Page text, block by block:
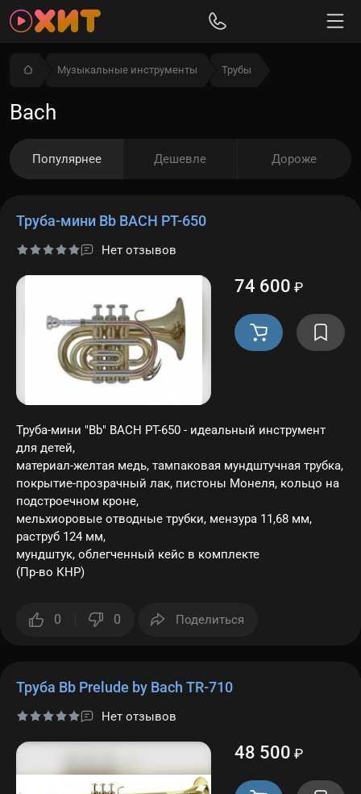
Музыкальные инструменты Трубы
Bach
Популярнее Дешевле Дороже
Труба-мини Bb BACH PT-650
Нет отзывов
74 600 ₽
Труба-мини "Bb" BACH PT-650 - идеальный инструмент
для детей,
материал-желтая медь, тампаковая мундштучная трубка,
покрытие-прозрачный лак, пистоны Монеля, кольцо на
подстроечном кроне,
мельхиоровые отводные трубки, мензура 11,68 мм,
раструб 124 мм,
мундштук, облегченный кейс в комплекте
(Пр-во КНР)
0 0 Поделиться
Труба Bb Prelude by Bach TR-710
Нет отзывов
48 500 ₽